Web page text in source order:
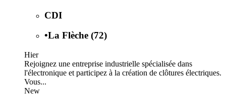
CDI
•La Flèche (72)
Hier
Rejoignez une entreprise industrielle spécialisée dans
l'électronique et participez à la création de clôtures électriques.
Vous...
New